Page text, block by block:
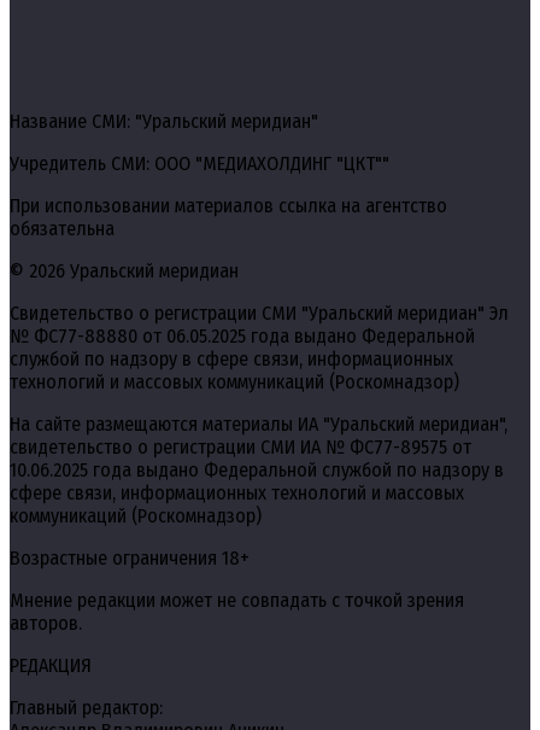
Название СМИ: "Уральский меридиан"
Учредитель СМИ: ООО "МЕДИАХОЛДИНГ "ЦКТ""
При использовании материалов ссылка на агентство
обязательна
© 2026 Уральский меридиан
Свидетельство о регистрации СМИ "Уральский меридиан" Эл
№ ФС77-88880 от 06.05.2025 года выдано Федеральной
службой по надзору в сфере связи, информационных
технологий и массовых коммуникаций (Роскомнадзор)
На сайте размещаются материалы ИА "Уральский меридиан",
свидетельство о регистрации СМИ ИА № ФС77-89575 от
10.06.2025 года выдано Федеральной службой по надзору в
сфере связи, информационных технологий и массовых
коммуникаций (Роскомнадзор)
Возрастные ограничения 18+
Мнение редакции может не совпадать с точкой зрения
авторов.
РЕДАКЦИЯ
Главный редактор: